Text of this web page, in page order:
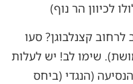
לרחוב קצנלבוגן? סעו
שימו לב! יש לעלות
(הנגדי (ביחס